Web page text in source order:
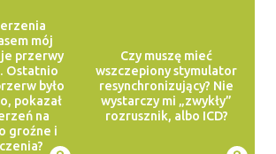
mój
przerwy
Ostatnio
było
pokazał
na
groźne i
Czy muszę mieć
wszczepiony stymulator
resynchronizujący? Nie
wystarczy mi „zwykły”
rozrusznik, albo ICD?